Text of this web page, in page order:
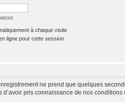
à chaque visite
ligne pour cette session
ne prend que quelques
pris connaissance de nos